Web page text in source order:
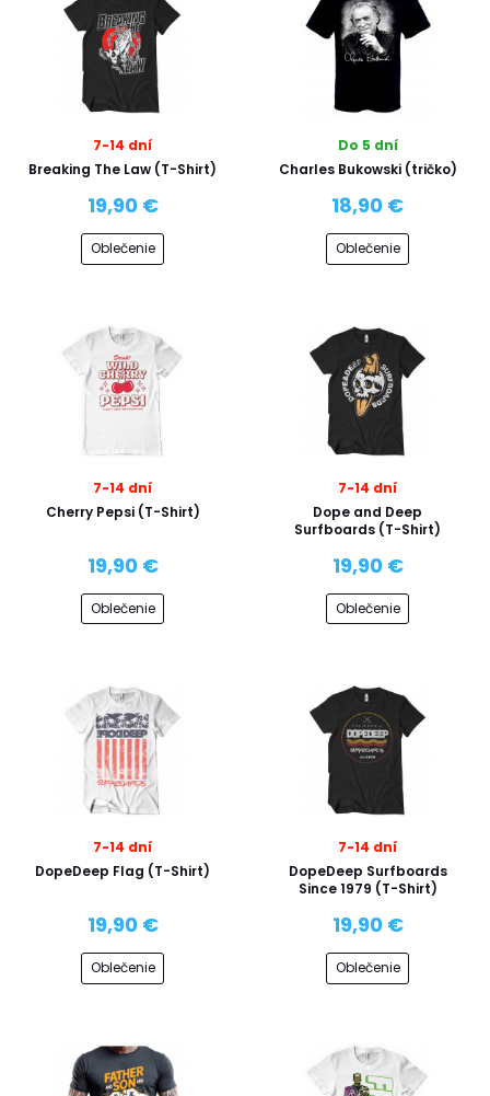
7-14 dní
Breaking The Law (T-Shirt)
19,90 €
Oblečenie
Do 5 dní
Charles Bukowski (tričko)
18,90 €
Oblečenie
7-14 dní
Cherry Pepsi (T-Shirt)
19,90 €
Oblečenie
7-14 dní
Dope and Deep
Surfboards (T-Shirt)
19,90 €
Oblečenie
7-14 dní
DopeDeep Flag (T-Shirt)
19,90 €
Oblečenie
7-14 dní
DopeDeep Surfboards
Since 1979 (T-Shirt)
19,90 €
Oblečenie